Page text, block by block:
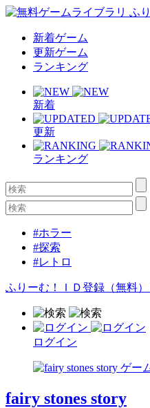
新着ゲーム
更新ゲーム
ランキング
新着
更新
ランキング
#ホラー
#探索
#レトロ
ふりーむ！ＩＤ登録（無料）
ログイン
fairy stones story